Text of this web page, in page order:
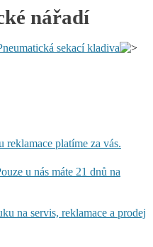
nářadí
sekací kladiva
reklamace platíme za vás.
u nás máte 21 dnů na
na servis, reklamace a prodej